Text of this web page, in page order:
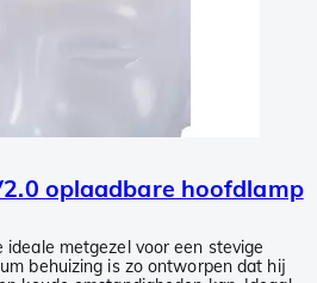
oplaadbare hoofdlamp
ideale metgezel voor een stevige
behuizing is zo ontworpen dat hij